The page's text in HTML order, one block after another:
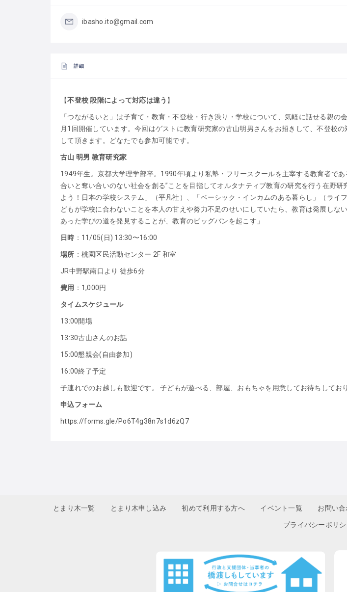
ibasho.ito@gmail.com
詳細
【不登校 段階によって対応は違う 】
「つながるいと」は子育て・教育・不登校・行き渋り・学校について、気軽に話せる親の
月1回開催しています。今回はゲストに教育研究家の古山明男さんをお招きして、不登校の
して頂きます。どなたでも参加可能です。
古山 明男 教育研究家
1949年生。京都大学理学部卒。1990年頃より私塾・フリースクールを主宰する教育者であ
合いと奪い合いのない社会を創る”ことを目指してオルタナティブ教育の研究を行う在野研
よう！日本の学校システム」（平凡社）、「ベーシック・インカムのある暮らし」（ライ
どもが学校に合わないことを本人の甘えや努力不足のせいにしていたら、教育は発展しな
あった学びの道を発見することが、教育のビッグバンを起こす」
日時 ：11/05(日) 13:30〜16:00
場所 ：桃園区民活動センター 2F 和室
JR中野駅南口より 徒歩6分
費用 ：1,000円
タイムスケジュール
13:00開場
13:30古山さんのお話
15:00懇親会(自由参加)
16:00終了予定
子連れでのお越しも歓迎です。 子どもが遊べる、部屋、おもちゃを用意してお待ちしてお
申込フォーム
https://forms.gle/Po6T4g38n7s1d6zQ7
とまり木一覧 とまり木申し込み 初めて利用する方へ イベント一覧 お問い
プライバシーポリ